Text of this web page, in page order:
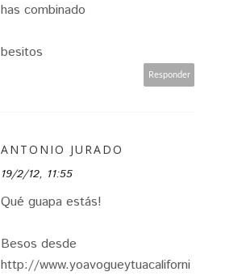
has combinado
besitos
Responder
ANTONIO JURADO
19/2/12, 11:55
Qué guapa estás!
Besos desde
http://www.yoavogueytuacaliforni